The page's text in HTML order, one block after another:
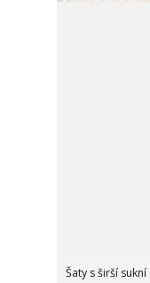
Šaty s širší sukní